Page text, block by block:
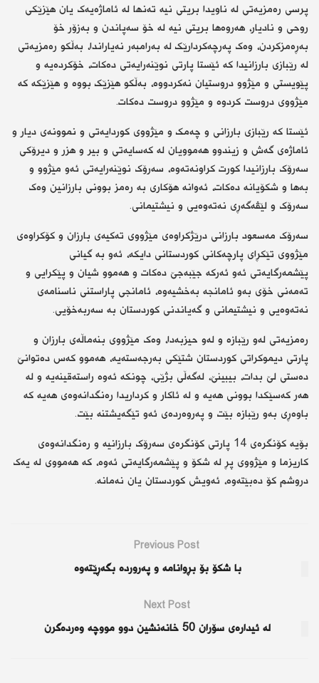
پرسی رەمزیەتی لە ناویدا بریتی نیە تەنها لە ئاماژەیەک یان هێزێکی
روحی و نادیار، هەروەها بریتی نیە لە خۆ سەپاندن و بەزۆر خۆ
بەڕەمزکردن، وەک پەرچەکردارێک لە بەرامبەر نەیاراندا، بەڵکو رەمزیەتی
لە رێبازی بارزانیدا کە ئێستا پارتی نوێنەرایەتی دەکات، خۆکردەیە و
پێویستی و مێژوو دروستیان نەکردووە، بەڵکو هێزێک بووە و هێزێکە کە
مێژووی دروست کردوە و مێژوو دروست دەکات.
ئێستا کە رێبازی بارزانی و چەمک و مێژووی کوردایەتی و نموونەی دیار و
ئاماژەی گەش و زیندوو هەموویان لە کەسایەتی و بیر و هزر و دیرۆکی
سەرۆک بارزانیدا کورت کراونەتەوە، سەرۆک نوێنەرایەتی ئەو مێژوو و
بەها و شکۆیانە دەکات، ئەوانە هۆکاری بە رەمز بوونی بارزانین وەک
سەرۆک و لێڤەگەڕی نەتەوەیی و نیشتیمانی.
سەرۆک مەسعود بارزانی درێژکراوەی مێژووی تەکیەی بارزان و کۆکراوەی
مێژووی تێکڕای پارچەکانی کوردستانی دایکە، ئەو بە گیانی
پێشمەرگایەتی ئەو ئەرکە جێبەجێ دەکات و هەموو شیان و پێکرایی و
تەمەنی خۆی بەو ئامانجە بەخشیەوە، ئامانجی پاراستنی ناسنامەی
نەتەوەیی و نیشتیمانی و گەیاندنی کوردستان بە سەربەخۆیی.
رەمزیەتی لەو رێبازە و لەو حیزبەدا، وەک مێژووی بنەماڵەی بارزان و
پارتی دیموکراتی کوردستان شتێکی بەرجەستەیە، هەموو کەس دەتوانێ
دەستی لێ بدات، بیبینێ، لەگەڵی بژێی، چونکە ئەوە راستەقینەیە و لە
هەر کەسێکدا بوونی هەیە و لە ئاکار و کرداریدا رەنگدانەوەی هەیە کە
باوەڕی بەو رێبازە بێت و پەروەردەی ئەو تێگەیشتنە بێت.
بۆیە کۆنگرەی 14 پارتی کۆنگرەی سەرۆک بارزانیە و رەنگدانەوەی
کاریزما و مێژووی پڕ لە شکۆ و پێشمەرگایەتی ئەوە، کە هەمووی لە یەک
دروشم کۆ دەبێتەوە، ئەویش کوردستان یان نەمانە.
Previous Post
با شكۆ بۆ بڕوانامە و پەروردە بگەڕێتەوە
Next Post
لە ئیدارەی سۆران 50 خانەنشین دوو مووچە وەردەگرن